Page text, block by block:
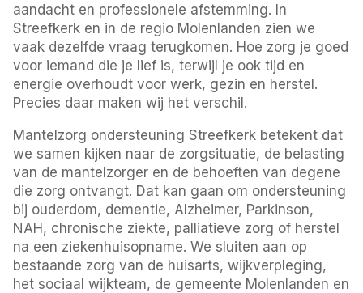
aandacht en professionele afstemming. In
Streefkerk en in de regio Molenlanden zien we
vaak dezelfde vraag terugkomen. Hoe zorg je goed
voor iemand die je lief is, terwijl je ook tijd en
energie overhoudt voor werk, gezin en herstel.
Precies daar maken wij het verschil.
Mantelzorg ondersteuning Streefkerk betekent dat
we samen kijken naar de zorgsituatie, de belasting
van de mantelzorger en de behoeften van degene
die zorg ontvangt. Dat kan gaan om ondersteuning
bij ouderdom, dementie, Alzheimer, Parkinson,
NAH, chronische ziekte, palliatieve zorg of herstel
na een ziekenhuisopname. We sluiten aan op
bestaande zorg van de huisarts, wijkverpleging,
het sociaal wijkteam, de gemeente Molenlanden en